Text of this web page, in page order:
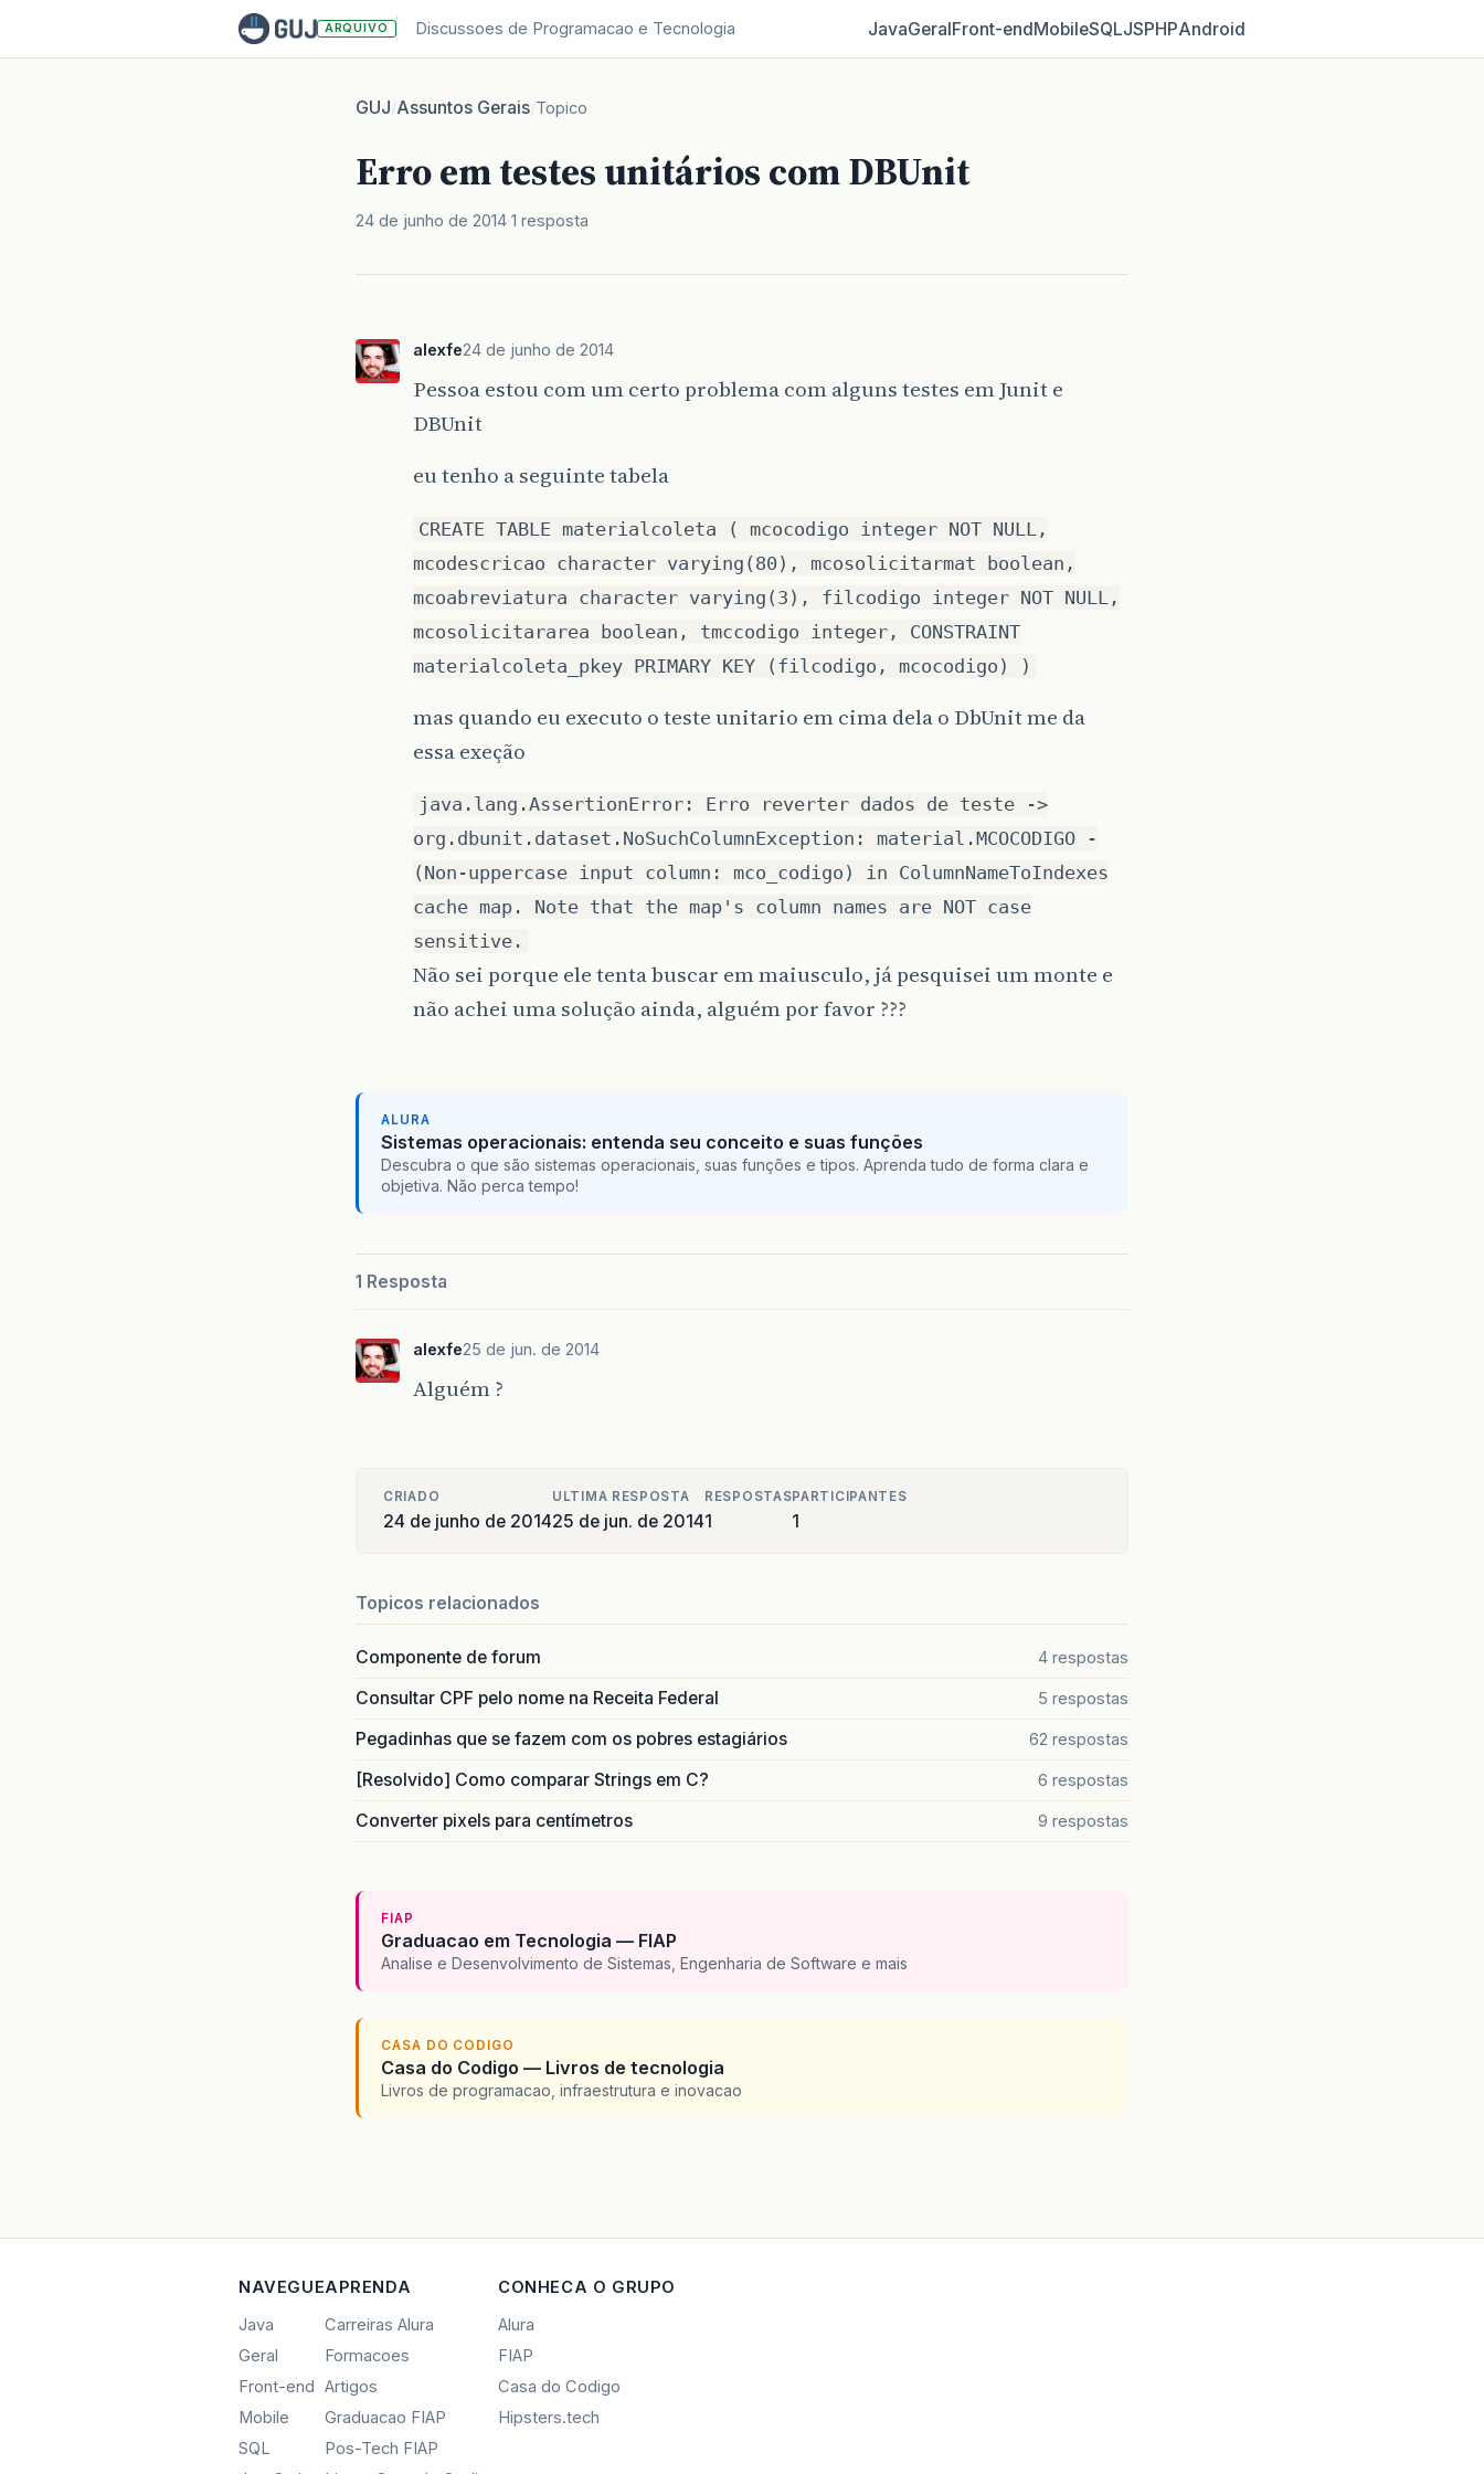
ARQUIVO Discussoes de Programacao e Tecnologia JavaGeralFront‑endMobileSQLJSPHPAndroid
GUJ/Assuntos Gerais/Topico
Erro em testes unitários com DBUnit
24 de junho de 2014 1 resposta
alexfe24 de junho de 2014
Pessoa estou com um certo problema com alguns testes em Junit e
DBUnit
eu tenho a seguinte tabela
CREATE TABLE materialcoleta ( mcocodigo integer NOT NULL,
mcodescricao character varying(80), mcosolicitarmat boolean,
mcoabreviatura character varying(3), filcodigo integer NOT NULL,
mcosolicitararea boolean, tmccodigo integer, CONSTRAINT
materialcoleta_pkey PRIMARY KEY (filcodigo, mcocodigo) )
mas quando eu executo o teste unitario em cima dela o DbUnit me da
essa exeção
java.lang.AssertionError: Erro reverter dados de teste ->
org.dbunit.dataset.NoSuchColumnException: material.MCOCODIGO -
(Non-uppercase input column: mco_codigo) in ColumnNameToIndexes
cache map. Note that the map's column names are NOT case
sensitive.
Não sei porque ele tenta buscar em maiusculo, já pesquisei um monte e
não achei uma solução ainda, alguém por favor ???
ALURA
Sistemas operacionais: entenda seu conceito e suas funções
Descubra o que são sistemas operacionais, suas funções e tipos. Aprenda tudo de forma clara e
objetiva. Não perca tempo!
1 Resposta
alexfe25 de jun. de 2014
Alguém ?
CRIADO
24 de junho de 2014
ULTIMA RESPOSTA
25 de jun. de 2014
RESPOSTAS
1
PARTICIPANTES
1
Topicos relacionados
Componente de forum 4 respostas
Consultar CPF pelo nome na Receita Federal 5 respostas
Pegadinhas que se fazem com os pobres estagiários 62 respostas
[Resolvido] Como comparar Strings em C? 6 respostas
Converter pixels para centímetros 9 respostas
FIAP
Graduacao em Tecnologia — FIAP
Analise e Desenvolvimento de Sistemas, Engenharia de Software e mais
CASA DO CODIGO
Casa do Codigo — Livros de tecnologia
Livros de programacao, infraestrutura e inovacao
NAVEGUE
Java
Geral
Front-end
Mobile
SQL
APRENDA
Carreiras Alura
Formacoes
Artigos
Graduacao FIAP
Pos-Tech FIAP
CONHECA O GRUPO
Alura
FIAP
Casa do Codigo
Hipsters.tech